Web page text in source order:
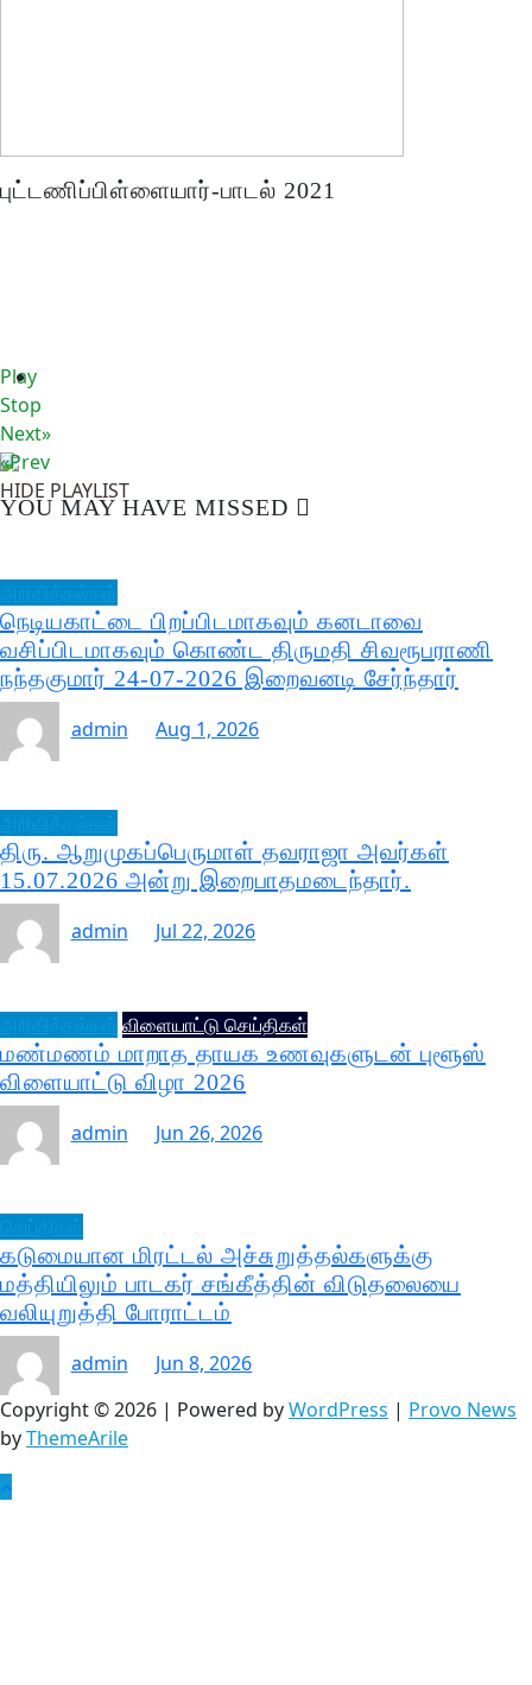
புட்டணிப்பிள்ளையார்-பாடல் 2021
Play
Stop
Next»
«Prev
HIDE PLAYLIST
YOU MAY HAVE MISSED
நெடியகாட்டை பிறப்பிடமாகவும் கனடாவை
வசிப்பிடமாகவும் கொண்ட திருமதி சிவரூபராணி
நந்தகுமார் 24-07-2026 இறைவனடி சேர்ந்தார்
admin
Aug 1, 2026
திரு. ஆறுமுகப்பெருமாள் தவராஜா அவர்கள்
15.07.2026 அன்று இறைபாதமடைந்தார்.
admin
Jul 22, 2026
விளையாட்டு செய்திகள்
மண்மணம் மாறாத தாயக உணவுகளுடன் புளூஸ்
விளையாட்டு விழா 2026
admin
Jun 26, 2026
கடுமையான மிரட்டல் அச்சுறுத்தல்களுக்கு
மத்தியிலும் பாடகர் சங்கீத்தின் விடுதலையை
வலியுறுத்தி போராட்டம்
admin
Jun 8, 2026
Copyright © 2026 | Powered byWordPress | Provo News
byThemeArile